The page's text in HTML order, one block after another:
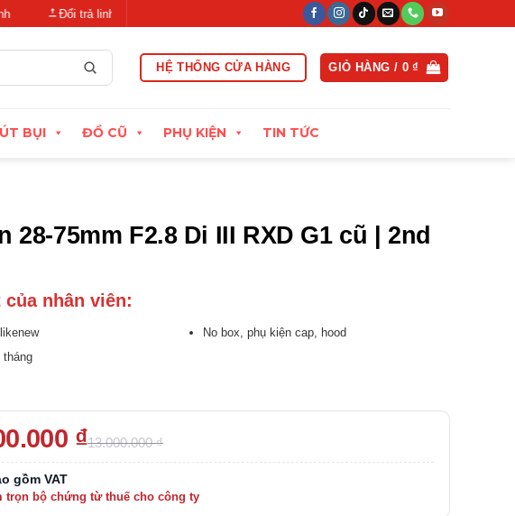
Đổi trả linh hoạt trong vòng 15 ngày đầu Xuất hóa đơn VAT đầy đủ
HỆ THỐNG CỬA HÀNG GIỎ HÀNG / 0₫
BỤI ĐỒ CŨ PHỤ KIỆN TIN TỨC
28-75mm F2.8 Di III RXD G1 cũ | 2nd
của nhân viên:
No box, phụ kiện cap, hood
tháng
13.000.000₫
₫.
₫
₫.